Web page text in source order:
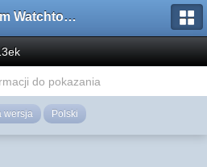
Forum Watchtower
do pokazania
wersja Polski